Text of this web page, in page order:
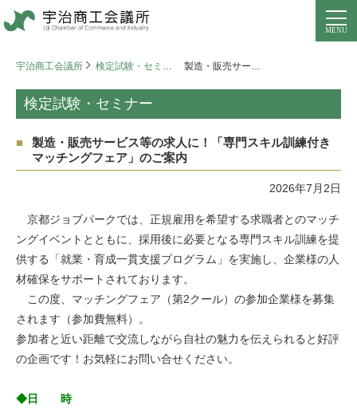
宇治商工会議所 検定試験・セミナー 製造・販売サービス等の求人に！「専門スキル訓練付きマッチングフェア」のご案内
検定試験・セミナー
製造・販売サービス等の求人に！「専門スキル訓練付き
マッチングフェア」のご案内
2026年7月2日
京都ジョブパークでは、正規雇用を希望する求職者とのマッチ
ングイベントとともに、採用後に必要となる専門スキル訓練を提
供する「就業・育成一貫支援プログラム」を実施し、企業様の人
材確保をサポートされております。
この度、マッチングフェア（第2クール）の参加企業様を募集
されます（参加費無料）。
参加者と近い距離で交流しながら自社の魅力を伝えられると好評
の企画です！お気軽にお問い合せください。
◆日 時